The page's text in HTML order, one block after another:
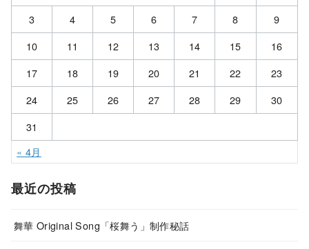
3
4 5 6 7 8
9
10
11 12 13 14 15
16
17
18 19 20 21 22
23
24
25 26 27 28 29
30
31
« 4月
最近の投稿
舞華 Original Song「桜舞う」制作秘話